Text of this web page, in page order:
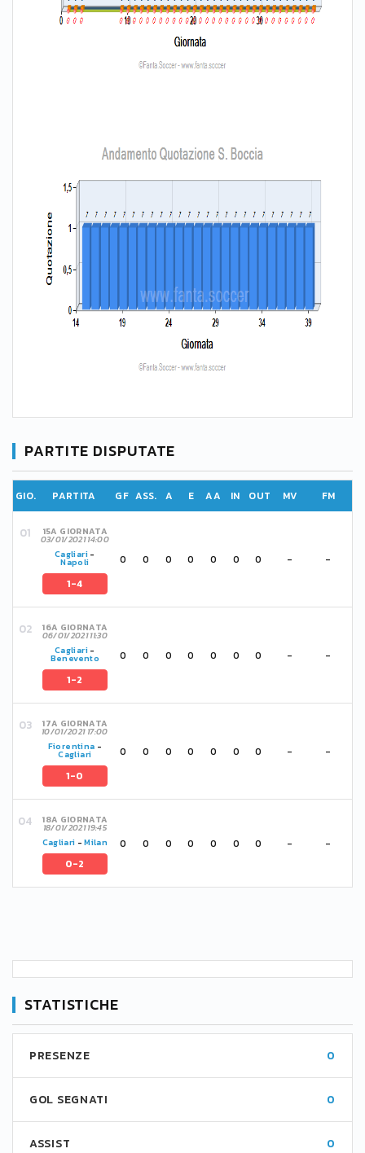
PARTITE DISPUTATE
GIO. PARTITA GF ASS. A E AA IN OUT MV FM
15A GIORNATA
03/01/2021 14:00
Cagliari-
Napoli
1-4
0 0 0 0 0 0 0 - -
16A GIORNATA
06/01/2021 11:30
Cagliari-
Benevento
1-2
0 0 0 0 0 0 0 - -
17A GIORNATA
10/01/2021 17:00
Fiorentina -
Cagliari
1-0
0 0 0 0 0 0 0 - -
18A GIORNATA
18/01/2021 19:45
Cagliari -Milan
0-2
0 0 0 0 0 0 0 - -
STATISTICHE
PRESENZE 0
GOL SEGNATI 0
ASSIST 0